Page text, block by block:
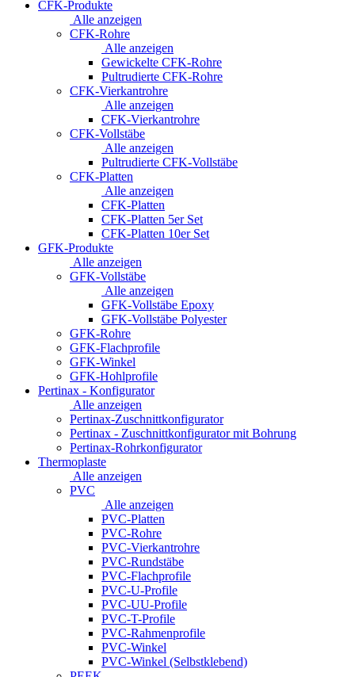
CFK-Produkte
Alle anzeigen
CFK-Rohre
Alle anzeigen
Gewickelte CFK-Rohre
Pultrudierte CFK-Rohre
CFK-Vierkantrohre
Alle anzeigen
CFK-Vierkantrohre
CFK-Vollstäbe
Alle anzeigen
Pultrudierte CFK-Vollstäbe
CFK-Platten
Alle anzeigen
CFK-Platten
CFK-Platten 5er Set
CFK-Platten 10er Set
GFK-Produkte
Alle anzeigen
GFK-Vollstäbe
Alle anzeigen
GFK-Vollstäbe Epoxy
GFK-Vollstäbe Polyester
GFK-Rohre
GFK-Flachprofile
GFK-Winkel
GFK-Hohlprofile
Pertinax - Konfigurator
Alle anzeigen
Pertinax-Zuschnittkonfigurator
Pertinax - Zuschnittkonfigurator mit Bohrung
Pertinax-Rohrkonfigurator
Thermoplaste
Alle anzeigen
PVC
Alle anzeigen
PVC-Platten
PVC-Rohre
PVC-Vierkantrohre
PVC-Rundstäbe
PVC-Flachprofile
PVC-U-Profile
PVC-UU-Profile
PVC-T-Profile
PVC-Rahmenprofile
PVC-Winkel
PVC-Winkel (Selbstklebend)